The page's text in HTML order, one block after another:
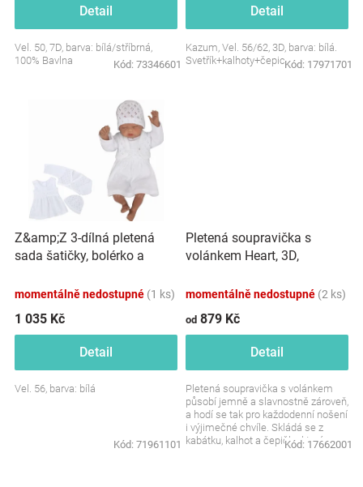
Značky
Přihlášení
Detail
Vel. 50, 7D, barva: bílá/stříbrná,
100% Bavlna
Kód: 73346601
Detail
Kazum, Vel. 56/62, 3D, barva: bílá.
Svetřík+kalhoty+čepice.Kód: 17971701
Z&amp;Z 3-dílná pletená
sada šatičky, bolérko a
momentálně nedostupné (1 ks)
1 035 Kč
Detail
Vel. 56, barva: bílá
Kód: 71961101
Pletená soupravička s
volánkem Heart, 3D,
růžová/béžová
momentálně nedostupné (2 ks)
od 879 Kč
Detail
Pletená soupravička s volánkem
působí jemně a slavnostně zároveň,
a hodí se tak pro každodenní nošení
i výjimečné chvíle. Skládá se z
kabátku, kalhot a čepičky, které
Kód: 17662001